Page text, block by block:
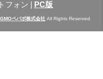
フォン PC版
GMOペパボ株式会社 All Rights Reserved.